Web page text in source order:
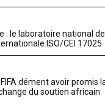
: le laboratoire national
ISO/CEI 17025
dément avoir promis
du soutien africain